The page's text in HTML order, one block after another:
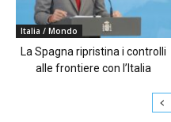
Italia / Mondo
La Spagna ripristina i controlli
alle frontiere con l’Italia